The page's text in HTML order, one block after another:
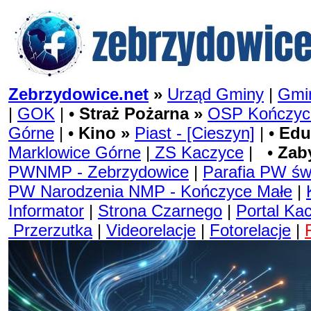
Zebrzydowice.net » Urząd Gminy |
| GOK | • Straż Pożarna » OSP
Górne | • Kino » Piast - [Cieszyn] | •
Marklowice Górne | ZS Kaczyce | •
PWNMP - Zebrzydowice | Parafia PW
PW Narodzenia NMP - Kończyce Małe |
Informator | Strona Czarnego | Portal
Przerzutka| Videorelacje | Fotorelacje |